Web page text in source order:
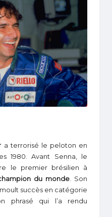
a terrorisé le peloton en
1980. Avant Senna, le
le premier brésilien à
du monde. Son
succès en catégorie
phrasé qui l’a rendu